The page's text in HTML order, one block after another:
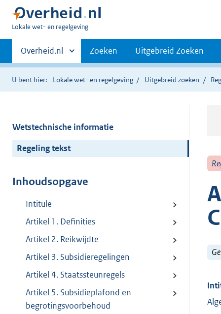
U
hier:
Lokale wet- en regelgeving
Primaire
navigatie
Andere
sites
binnen
Overheid.nl Zoeken Uitgebreid Zoeken
U bent hier: Lokale wet- en regelgeving Uitgebreid zoeken
Wetstechnische informatie
Regeling tekst
Inhoudsopgave
Intitule
Artikel 1. Definities
Artikel 2. Reikwijdte
Artikel 3. Subsidieregelingen
Artikel 4. Staatssteunregels
Artikel 5. Subsidieplafond en
begrotingsvoorbehoud